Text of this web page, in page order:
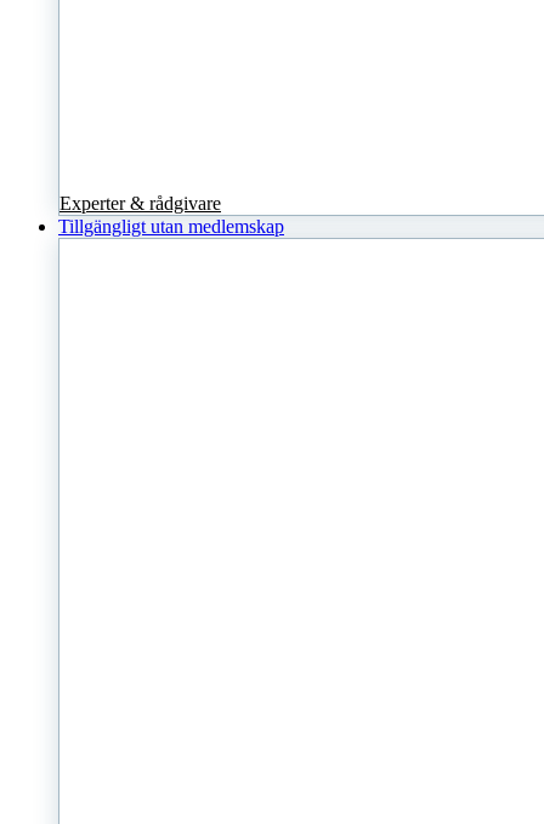
Experter & rådgivare
Tillgängligt utan medlemskap